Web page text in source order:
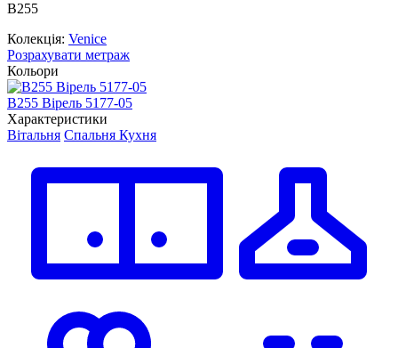
В255
Колекція: Venice
Розрахувати метраж
Кольори
В255 Вірель 5177-05
Характеристики
Вітальня Спальня Кухня